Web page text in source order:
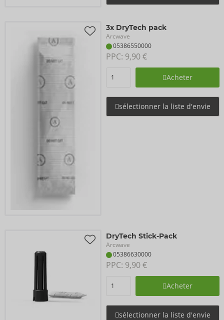
3x DryTech pack
Arcwave
05386550000
PPC: 9,90 €
Acheter
sélectionner la liste d'envie
DryTech Stick-Pack
Arcwave
05386630000
PPC: 9,90 €
Acheter
sélectionner la liste d'envie